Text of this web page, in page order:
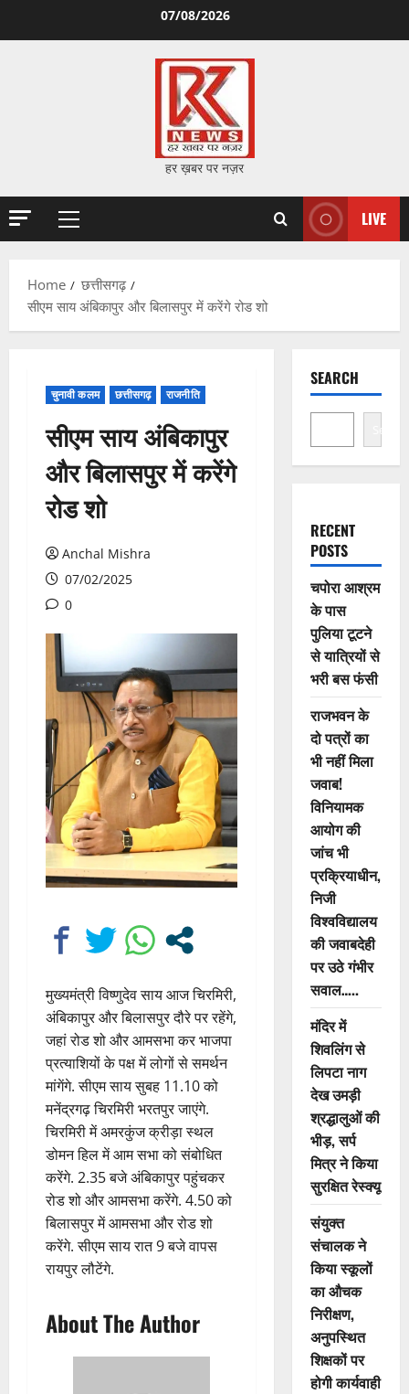
07/08/2026
हर ख़बर पर नज़र
Primary
LIVE
Home
छत्तीसगढ़
सीएम साय अंबिकापुर और बिलासपुर में करेंगे रोड शो
चुनावी कलम छत्तीसगढ़ राजनीति
सीएम साय अंबिकापुर
और बिलासपुर में करेंगे
रोड शो
Anchal Mishra
07/02/2025
0
मुख्यमंत्री विष्णुदेव साय आज चिरमिरी,
अंबिकापुर और बिलासपुर दौरे पर रहेंगे,
जहां रोड शो और आमसभा कर भाजपा
प्रत्याशियों के पक्ष में लोगों से समर्थन
मांगेंगे. सीएम साय सुबह 11.10 को
मनेंद्रगढ़ चिरमिरी भरतपुर जाएंगे.
चिरमिरी में अमरकुंज क्रीड़ा स्थल
डोमन हिल में आम सभा को संबोधित
करेंगे. 2.35 बजे अंबिकापुर पहुंचकर
रोड शो और आमसभा करेंगे. 4.50 को
बिलासपुर में आमसभा और रोड शो
करेंगे. सीएम साय रात 9 बजे वापस
रायपुर लौटेंगे.
About The Author
SEARCH
Search
RECENT
POSTS
चपोरा आश्रम
के पास
पुलिया टूटने
से यात्रियों से
भरी बस फंसी
राजभवन के
दो पत्रों का
भी नहीं मिला
जवाब!
विनियामक
आयोग की
जांच भी
प्रक्रियाधीन,
निजी
विश्वविद्यालय
की जवाबदेही
पर उठे गंभीर
सवाल…..
मंदिर में
शिवलिंग से
लिपटा नाग
देख उमड़ी
श्रद्धालुओं की
भीड़, सर्प
मित्र ने किया
सुरक्षित रेस्क्यू
संयुक्त
संचालक ने
किया स्कूलों
का औचक
निरीक्षण,
अनुपस्थित
शिक्षकों पर
होगी कार्यवाही